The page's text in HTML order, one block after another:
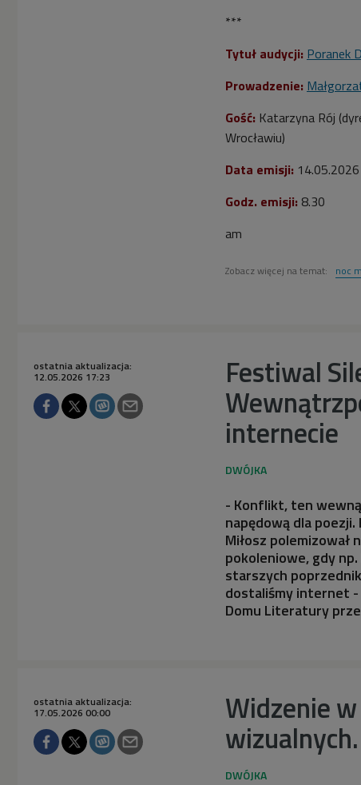
***
Tytuł audycji: Poranek
Prowadzenie:
Gość: Katarzyna Rój
Wrocławiu)
Data emisji: 14.05.2026
Godz. emisji: 8.30
am
Zobacz więcej na temat: noc
Festiwal
internecie
ostatnia aktualizacja:
12.05.2026 17:23
- Konflikt, ten
napędową dla poezji.
Miłosz
pokoleniowe, gdy
starszych
dostaliśmy internet -
Domu Literatury
Widzenie
ostatnia aktualizacja:
17.05.2026 00:00